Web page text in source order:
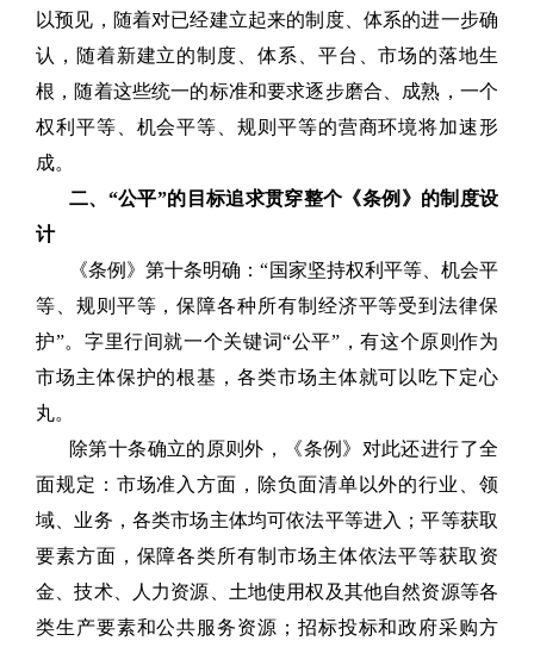
以预见，随着对已经建立起来的制度、体系的进一步确
认，随着新建立的制度、体系、平台、市场的落地生
根，随着这些统一的标准和要求逐步磨合、成熟，一个
权利平等、机会平等、规则平等的营商环境将加速形
成。
二、“公平”的目标追求贯穿整个《条例》的制度设
计
《条例》第十条明确：“国家坚持权利平等、机会平
等、规则平等，保障各种所有制经济平等受到法律保
护”。字里行间就一个关键词“公平”，有这个原则作为
市场主体保护的根基，各类市场主体就可以吃下定心
丸。
除第十条确立的原则外，《条例》对此还进行了全
面规定：市场准入方面，除负面清单以外的行业、领
域、业务，各类市场主体均可依法平等进入；平等获取
要素方面，保障各类所有制市场主体依法平等获取资
金、技术、人力资源、土地使用权及其他自然资源等各
类生产要素和公共服务资源；招标投标和政府采购方